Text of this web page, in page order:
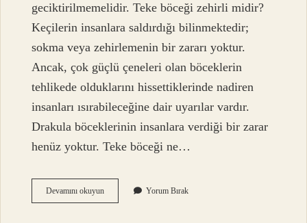
geciktirilmemelidir. Teke böceği zehirli midir?
Keçilerin insanlara saldırdığı bilinmektedir;
sokma veya zehirlemenin bir zararı yoktur.
Ancak, çok güçlü çeneleri olan böceklerin
tehlikede olduklarını hissettiklerinde nadiren
insanları ısırabileceğine dair uyarılar vardır.
Drakula böceklerinin insanlara verdiği bir zarar
henüz yoktur. Teke böceği ne…
Devamını okuyunTeke
Böceği
Yorum Bırak